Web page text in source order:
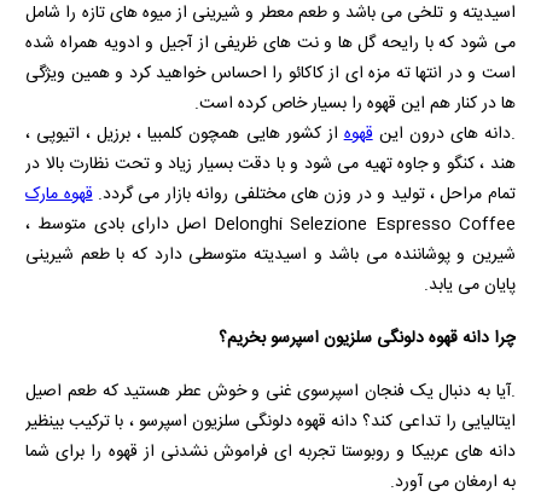
اسیدیته و تلخی می باشد و طعم معطر و شیرینی از میوه های تازه را شامل
می شود که با رایحه گل ها و نت های ظریفی از آجیل و ادویه همراه شده
است و در انتها ته مزه ای از کاکائو را احساس خواهید کرد و همین ویژگی
ها در کنار هم این قهوه را بسیار خاص کرده است.
.دانه های درون اینقهوهاز کشور هایی همچون کلمبیا ، برزیل ، اتیوپی ،
هند ، کنگو و جاوه تهیه می شود و با دقت بسیار زیاد و تحت نظارت بالا در
تمام مراحل ، تولید و در وزن های مختلفی روانه بازار می گردد.قهوه مارک
Delonghi Selezione Espresso Coffee اصل دارای بادی متوسط ،
شیرین و پوشاننده می باشد و اسیدیته متوسطی دارد که با طعم شیرینی
پایان می یابد.
چرا دانه قهوه دلونگی سلزیون اسپرسو بخریم؟
.آیا به دنبال یک فنجان اسپرسوی غنی و خوش عطر هستید که طعم اصیل
ایتالیایی را تداعی کند؟ دانه قهوه دلونگی سلزیون اسپرسو ، با ترکیب بینظیر
دانه‌ های عربیکا و روبوستا تجربه‌ ای فراموش‌ نشدنی از قهوه را برای شما
به ارمغان می‌ آورد.